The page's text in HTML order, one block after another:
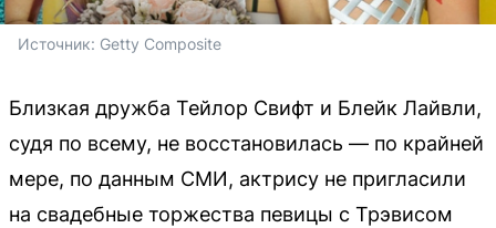
Источник: Getty Composite
Близкая дружба Тейлор Свифт и Блейк Лайвли,
судя по всему, не восстановилась — по крайней
мере, по данным СМИ, актрису не пригласили
на свадебные торжества певицы с Трэвисом